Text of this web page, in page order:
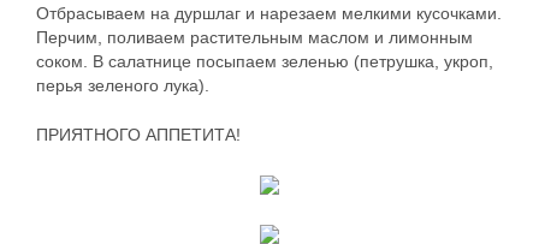
Отбрасываем на дуршлаг и нарезаем мелкими кусочками.
Перчим, поливаем растительным маслом и лимонным
соком. В салатнице посыпаем зеленью (петрушка, укроп,
перья зеленого лука).
ПРИЯТНОГО АППЕТИТА!